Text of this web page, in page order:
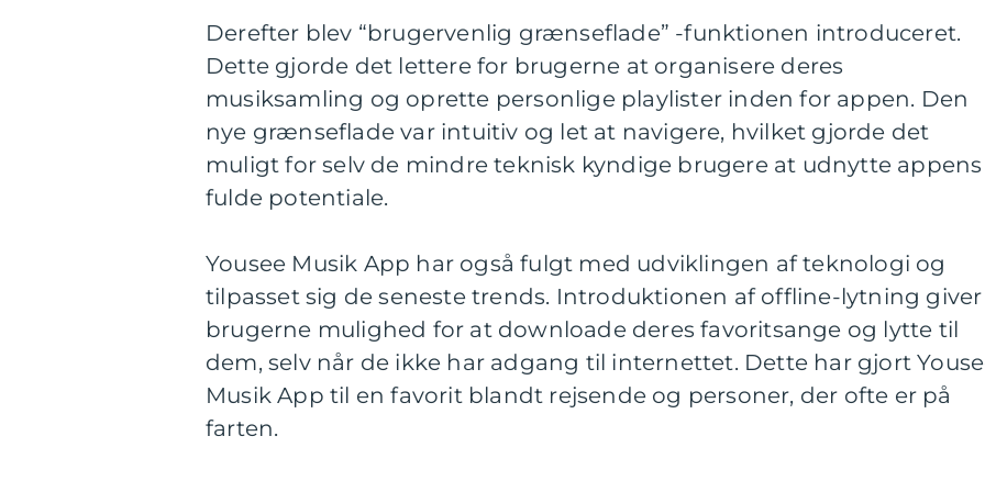
Derefter blev “brugervenlig grænseflade” -funktionen introduceret.
Dette gjorde det lettere for brugerne at organisere deres
musiksamling og oprette personlige playlister inden for appen. Den
nye grænseflade var intuitiv og let at navigere, hvilket gjorde det
muligt for selv de mindre teknisk kyndige brugere at udnytte appens
fulde potentiale.
Yousee Musik App har også fulgt med udviklingen af teknologi og
tilpasset sig de seneste trends. Introduktionen af offline-lytning giver
brugerne mulighed for at downloade deres favoritsange og lytte til
dem, selv når de ikke har adgang til internettet. Dette har gjort
Musik App til en favorit blandt rejsende og personer, der ofte er på
farten.